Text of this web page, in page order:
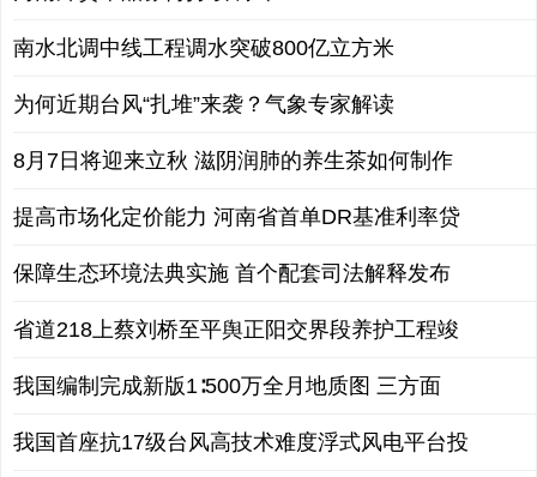
南水北调中线工程调水突破800亿立方米
为何近期台风“扎堆”来袭？气象专家解读
8月7日将迎来立秋 滋阴润肺的养生茶如何制作
提高市场化定价能力 河南省首单DR基准利率贷
保障生态环境法典实施 首个配套司法解释发布
省道218上蔡刘桥至平舆正阳交界段养护工程竣
我国编制完成新版1∶500万全月地质图 三方面
我国首座抗17级台风高技术难度浮式风电平台投